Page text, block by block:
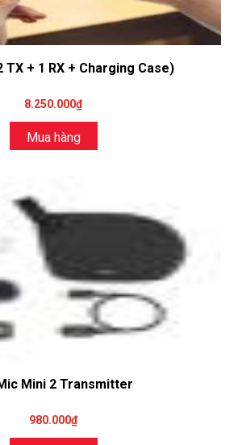
TX + 1 RX + Charging Case)
8.250.000₫
Mua hàng
Mini 2 Transmitter
980.000₫